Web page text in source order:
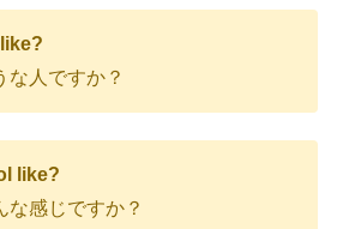
な人ですか？
like?
な感じですか？